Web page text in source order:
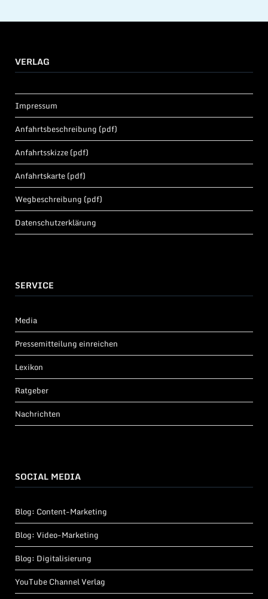
VERLAG
Impressum
Anfahrtsbeschreibung (pdf)
Anfahrtsskizze (pdf)
Anfahrtskarte (pdf)
Wegbeschreibung (pdf)
Datenschutzerklärung
SERVICE
Media
Pressemitteilung einreichen
Lexikon
Ratgeber
Nachrichten
SOCIAL MEDIA
Blog: Content-Marketing
Blog: Video-Marketing
Blog: Digitalisierung
YouTube Channel Verlag